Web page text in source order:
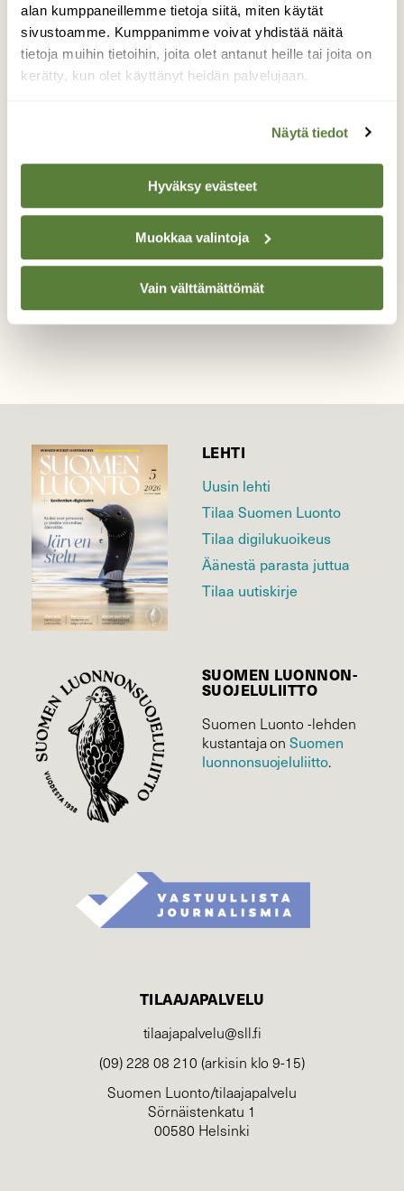
alan kumppaneillemme tietoja siitä, miten käytät
sivustoamme. Kumppanimme voivat yhdistää näitä
tietoja muihin tietoihin, joita olet antanut heille tai joita on
kerätty, kun olet käyttänyt heidän palvelujaan.
Näytä tiedot
Hyväksy evästeet
Muokkaa valintoja
Vain välttämättömät
täydessä kukassa useita neliöitä.Samaan
aikaan seassa melkein kypsiä puolukoita.
Olen tavannut joka syksy vähän tälläistä
ilmiötä,mutta noin paljoa kukkia ei aiemmin
aika näyttäisi pian olevan käsillä täällä keski
Valokuvaaja: Hannu Rissanen, Näädänmaa
14.8.2016
TAKAISIN LISTAAN
LEHTI
Uusin lehti
Tilaa Suomen Luonto
Tilaa digilukuoikeus
Äänestä parasta juttua
Tilaa uutiskirje
SUOMEN LUONNON­
SUOJELU­LIITTO
Suomen Luonto -lehden
kustantaja onSuomen
luonnonsuojelu­liitto.
TILAAJAPALVELU
tilaajapalvelu@sll.fi
(09) 228 08 210 (arkisin klo 9-15)
Suomen Luonto/tilaajapalvelu
Sörnäistenkatu 1
00580 Helsinki